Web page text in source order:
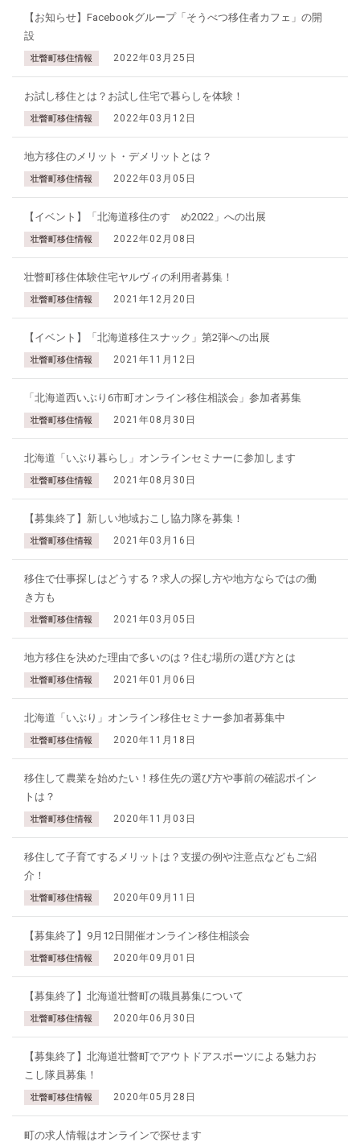
【お知らせ】Facebookグループ「そうべつ移住者カフェ」の開
設
壮瞥町移住情報 2022年03月25日
お試し移住とは？お試し住宅で暮らしを体験！
壮瞥町移住情報 2022年03月12日
地方移住のメリット・デメリットとは？
壮瞥町移住情報 2022年03月05日
【イベント】「北海道移住のすゝめ2022」への出展
壮瞥町移住情報 2022年02月08日
壮瞥町移住体験住宅ヤルヴィの利用者募集！
壮瞥町移住情報 2021年12月20日
【イベント】「北海道移住スナック」第2弾への出展
壮瞥町移住情報 2021年11月12日
「北海道西いぶり6市町オンライン移住相談会」参加者募集
壮瞥町移住情報 2021年08月30日
北海道「いぶり暮らし」オンラインセミナーに参加します
壮瞥町移住情報 2021年08月30日
【募集終了】新しい地域おこし協力隊を募集！
壮瞥町移住情報 2021年03月16日
移住で仕事探しはどうする？求人の探し方や地方ならではの働
き方も
壮瞥町移住情報 2021年03月05日
地方移住を決めた理由で多いのは？住む場所の選び方とは
壮瞥町移住情報 2021年01月06日
北海道「いぶり」オンライン移住セミナー参加者募集中
壮瞥町移住情報 2020年11月18日
移住して農業を始めたい！移住先の選び方や事前の確認ポイン
トは？
壮瞥町移住情報 2020年11月03日
移住して子育てするメリットは？支援の例や注意点などもご紹
介！
壮瞥町移住情報 2020年09月11日
【募集終了】9月12日開催オンライン移住相談会
壮瞥町移住情報 2020年09月01日
【募集終了】北海道壮瞥町の職員募集について
壮瞥町移住情報 2020年06月30日
【募集終了】北海道壮瞥町でアウトドアスポーツによる魅力お
こし隊員募集！
壮瞥町移住情報 2020年05月28日
町の求人情報はオンラインで探せます